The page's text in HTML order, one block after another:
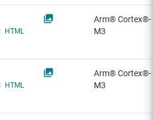
HTML
Arm® Cortex®-
M3
HTML
Arm® Cortex®-
M3